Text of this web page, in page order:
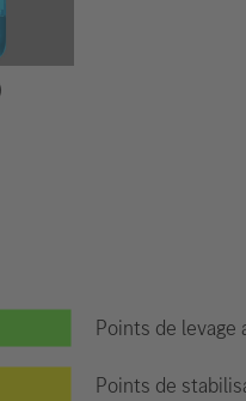
Points de levage
Points de